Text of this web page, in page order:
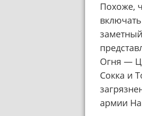
Похоже,
Огня —
Сокка и
армии